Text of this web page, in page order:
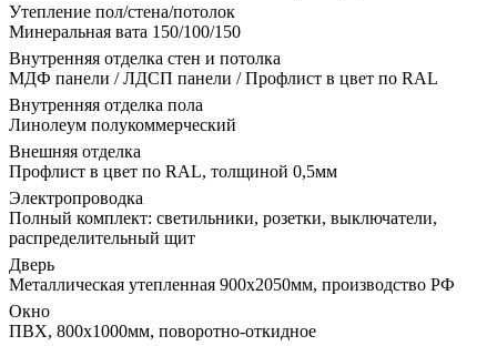
Утепление пол/стена/потолок
Минеральная вата 150/100/150
Внутренняя отделка стен и потолка
МДФ панели / ЛДСП панели / Профлист в цвет по RAL
Внутренняя отделка пола
Линолеум полукоммерческий
Внешняя отделка
Профлист в цвет по RAL, толщиной 0,5мм
Электропроводка
Полный комплект: светильники, розетки, выключатели,
распределительный щит
Дверь
Металлическая утепленная 900х2050мм, производство РФ
Окно
ПВХ, 800х1000мм, поворотно-откидное